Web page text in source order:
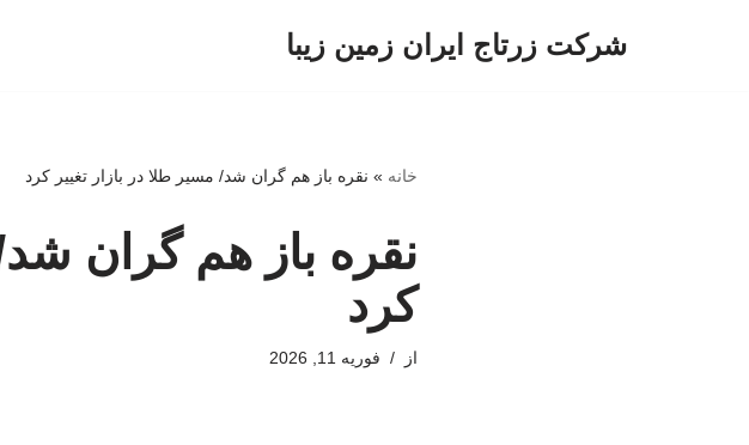
شرکت زرتاج ایران زمین زیبا
خانه » نقره باز هم گران شد/ مسیر طلا در بازار تغییر کرد
نقره باز هم گران شد/
کرد
از فوریه 11, 2026